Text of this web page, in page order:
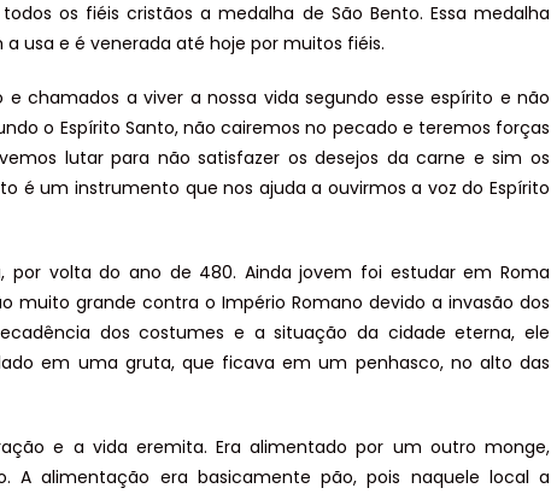
os fiéis cristãos a medalha de São Bento. Essa medalha
usa e é venerada até hoje por muitos fiéis.
chamados a viver a nossa vida segundo esse espírito e não
o Espírito Santo, não cairemos no pecado e teremos forças
lutar para não satisfazer os desejos da carne e sim os
é um instrumento que nos ajuda a ouvirmos a voz do Espírito
por volta do ano de 480. Ainda jovem foi estudar em Roma
muito grande contra o Império Romano devido a invasão dos
dos costumes e a situação da cidade eterna, ele
em uma gruta, que ficava em um penhasco, no alto das
e a vida eremita. Era alimentado por um outro monge,
alimentação era basicamente pão, pois naquele local a